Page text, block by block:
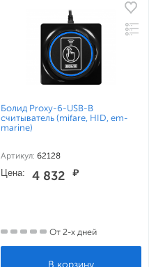
Болид Proxy-6-USB-B
считыватель (mifare, HID, em-
marine)
Артикул: 62128
Цена: 4 832 ₽
От 2-х дней